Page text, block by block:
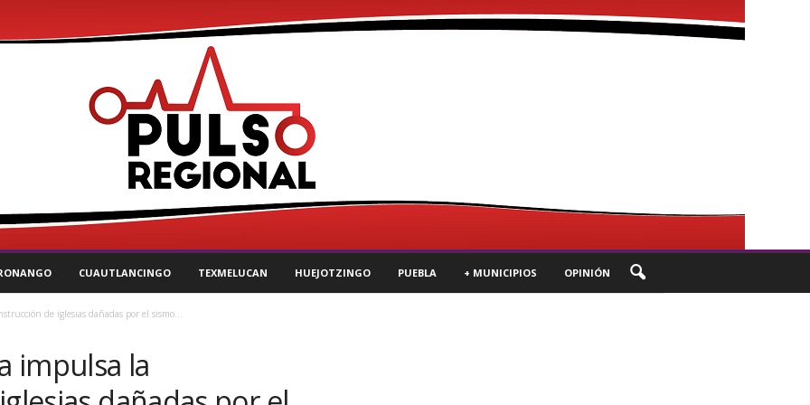
CUAUTLANCINGO TEXMELUCAN HUEJOTZINGO PUEBLA + MUNICIPIOS OPINIÓN
de iglesias dañadas por el sismo...
impulsa la